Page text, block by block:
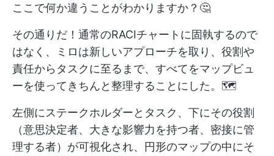
ここで何か違うことがわかりますか？🤔
その通りだ！通常のRACIチャートに固執するので
はなく、ミロは新しいアプローチを取り、役割や
責任からタスクに至るまで、すべてをマップビュ
ーを使ってきちんと整理することにした。🗺️
左側にステークホルダーとタスク、下にその役割
（意思決定者、大きな影響力を持つ者、密接に管
理する者）が可視化され、円形のマップの中にそ